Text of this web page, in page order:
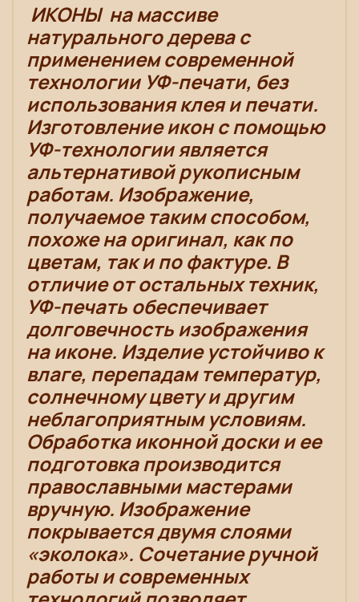
ИКОНЫ на массиве
натурального дерева с
применением современной
технологии УФ-печати, без
использования клея и печати.
Изготовление икон с помощью
УФ-технологии является
альтернативой рукописным
работам. Изображение,
получаемое таким способом,
похоже на оригинал, как по
цветам, так и по фактуре. В
отличие от остальных техник,
УФ-печать обеспечивает
долговечность изображения
на иконе. Изделие устойчиво к
влаге, перепадам температур,
солнечному цвету и другим
неблагоприятным условиям.
Обработка иконной доски и ее
подготовка производится
православными мастерами
вручную. Изображение
покрывается двумя слоями
«эколока». Сочетание ручной
работы и современных